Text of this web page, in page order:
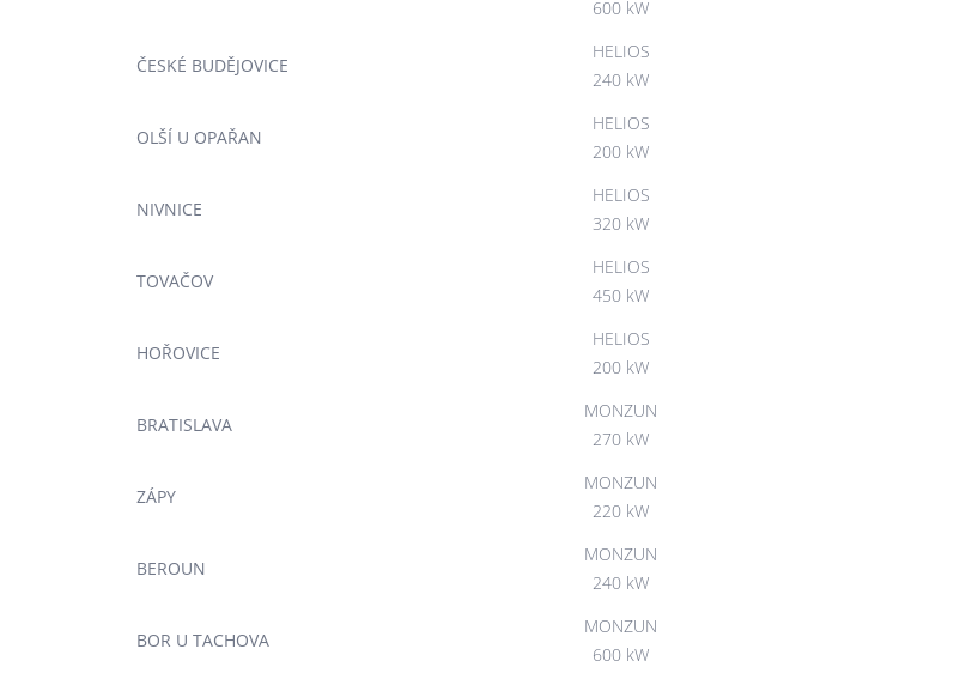
600 kW
ČESKÉ BUDĚJOVICE
HELIOS
240 kW
OLŠÍ U OPAŘAN
HELIOS
200 kW
NIVNICE
HELIOS
320 kW
TOVAČOV
HELIOS
450 kW
HOŘOVICE
HELIOS
200 kW
BRATISLAVA
MONZUN
270 kW
ZÁPY
MONZUN
220 kW
BEROUN
MONZUN
240 kW
BOR U TACHOVA
MONZUN
600 kW